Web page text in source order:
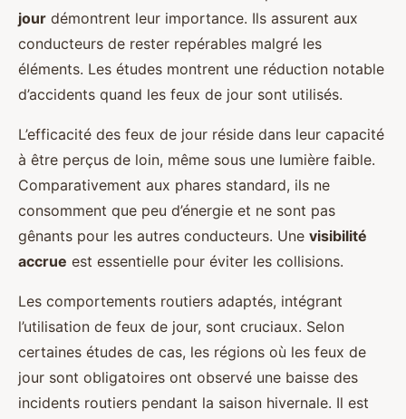
jour démontrent leur importance. Ils assurent aux
conducteurs de rester repérables malgré les
éléments. Les études montrent une réduction notable
d’accidents quand les feux de jour sont utilisés.
L’efficacité des feux de jour réside dans leur capacité
à être perçus de loin, même sous une lumière faible.
Comparativement aux phares standard, ils ne
consomment que peu d’énergie et ne sont pas
gênants pour les autres conducteurs. Une visibilité
accrue est essentielle pour éviter les collisions.
Les comportements routiers adaptés, intégrant
l’utilisation de feux de jour, sont cruciaux. Selon
certaines études de cas, les régions où les feux de
jour sont obligatoires ont observé une baisse des
incidents routiers pendant la saison hivernale. Il est